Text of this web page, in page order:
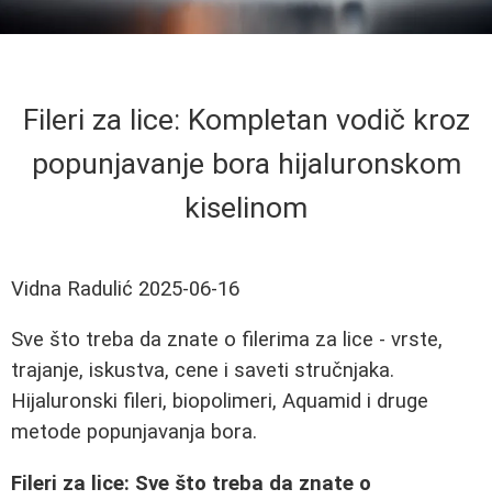
Fileri za lice: Kompletan vodič kroz
popunjavanje bora hijaluronskom
kiselinom
Vidna Radulić 2025-06-16
Sve što treba da znate o filerima za lice - vrste,
trajanje, iskustva, cene i saveti stručnjaka.
Hijaluronski fileri, biopolimeri, Aquamid i druge
metode popunjavanja bora.
Fileri za lice: Sve što treba da znate o